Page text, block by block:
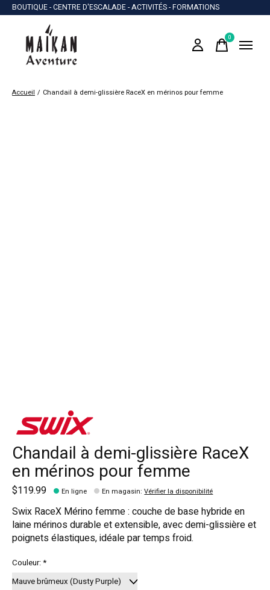
BOUTIQUE - CENTRE D'ESCALADE - ACTIVITÉS - FORMATIONS
0items
Accueil / Chandail à demi-glissière RaceX en mérinos pour femme
Chandail à demi-glissière RaceX
en mérinos pour femme
$119.99 En ligne En magasin:Vérifier la disponibilité
Swix RaceX Mérino femme : couche de base hybride en
laine mérinos durable et extensible, avec demi-glissière et
poignets élastiques, idéale par temps froid.
Couleur:*